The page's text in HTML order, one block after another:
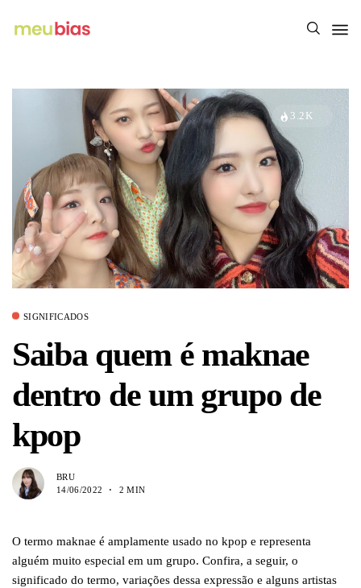
3.2K
SIGNIFICADOS
Saiba quem é maknae
dentro de um grupo de
kpop
BRU
14/06/2022
2 MIN
O termo maknae é amplamente usado no kpop e representa
alguém muito especial em um grupo. Confira, a seguir, o
significado do termo, variações dessa expressão e alguns artistas